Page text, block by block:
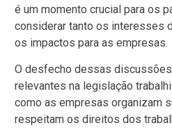
é um momento crucial para os
considerar tanto os interesses
os impactos para as empresas.
O desfecho dessas
relevantes na legislação
como as empresas organizam
respeitam os direitos dos